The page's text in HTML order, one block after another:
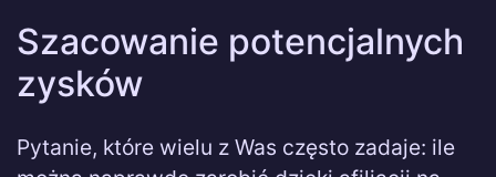
Szacowanie potencjalnych
zysków
Pytanie, które wielu z Was często zadaje: ile